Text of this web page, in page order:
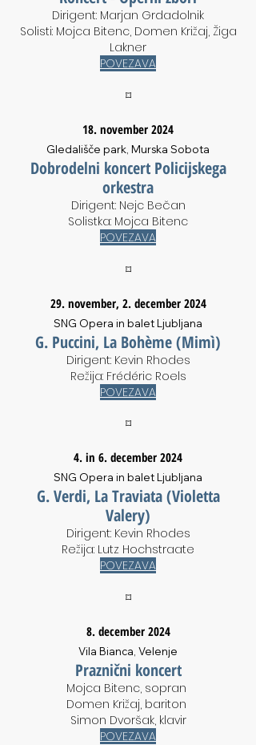
Dirigent: Marjan Grdadolnik
Solisti: Mojca Bitenc, Domen Križaj, Žiga
Lakner
POVEZAVA
⌑
18. november 2024
Gledališče park, Murska Sobota
Dobrodelni koncert Policijskega
orkestra
Dirigent: Nejc Bečan
Solistka: Mojca Bitenc
POVEZAVA
⌑
29. november, 2. december 2024
SNG Opera in balet Ljubljana
G. Puccini, La Bohème (Mimì)
Dirigent: Kevin Rhodes
Režija: Frédéric Roels
POVEZAVA
⌑
4. in 6. december 2024
SNG Opera in balet Ljubljana
G. Verdi, La Traviata (Violetta
Valery)
Dirigent: Kevin Rhodes
Režija: Lutz Hochstraate
POVEZAVA
⌑
8. december 2024
Vila Bianca, Velenje
Praznični koncert
Mojca Bitenc, sopran
Domen Križaj, bariton
Simon Dvoršak, klavir
POVEZAVA